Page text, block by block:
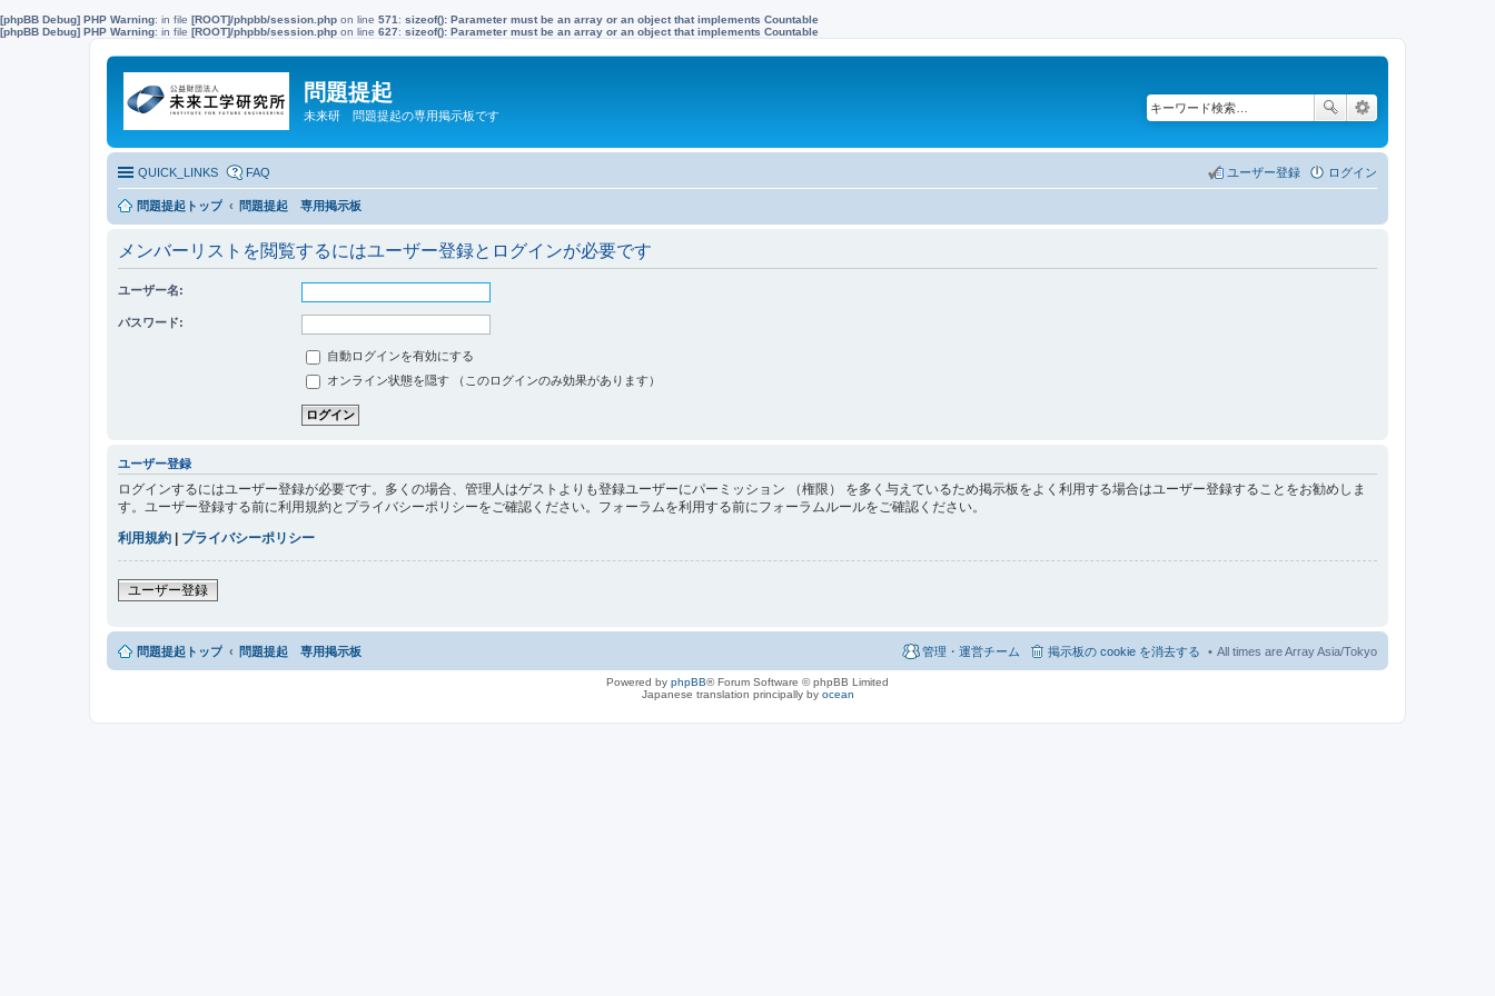
[phpBB Debug] PHP Warning: in file [ROOT]/phpbb/session.php on line 571 : sizeof(): Parameter must be an array or an object that implements Countable
[phpBB Debug] PHP Warning: in file [ROOT]/phpbb/session.php on line 627: sizeof(): Parameter must be an array or an object that implements Countable
問題提起
未来研 問題提起の専用掲示板です
QUICK_LINKS FAQ ログイン
ユーザー登録
問題提起トップ 問題提起 専用掲示板
メンバーリストを閲覧するにはユーザー登録とログインが必要です
ユーザー名:
パスワード:
自動ログインを有効にする
オンライン状態を隠す （このログインのみ効果があります）
ユーザー登録
ログインするにはユーザー登録が必要です。多くの場合、管理人はゲストよりも登録ユーザーにパーミッション （権限） を多く与えているため掲示板をよく利用する場合はユーザー登録することをお勧めしま
す。ユーザー登録する前に利用規約とプライバシーポリシーをご確認ください。フォーラムを利用する前にフォーラムルールをご確認ください。
利用規約
プライバシーポリシー
ユーザー登録
問題提起トップ 問題提起 専用掲示板 All times are Array Asia/Tokyo
掲示板の cookie を消去する
管理・運営チーム
Powered by phpBB® Forum Software © phpBB Limited
Japanese translation principally by ocean